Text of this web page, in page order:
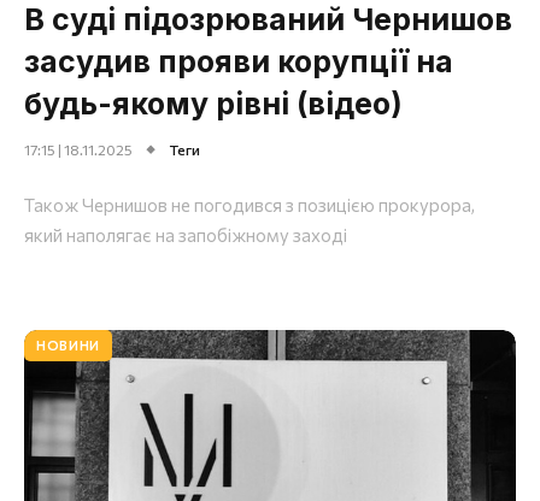
В суді підозрюваний Чернишов
засудив прояви корупції на
будь-якому рівні (відео)
17:15 | 18.11.2025 Теги
Також Чернишов не погодився з позицією прокурора,
який наполягає на запобіжному заході
НОВИНИ